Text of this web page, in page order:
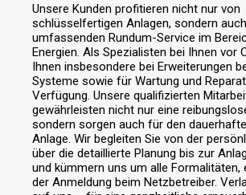
Unsere Kunden profitieren nicht nur von
schlüsselfertigen Anlagen, sondern
umfassenden Rundum-Service im
Energien. Als Spezialisten bei Ihnen vor
Ihnen insbesondere bei Erweiterungen
Systeme sowie für Wartung und
Verfügung. Unsere qualifizierten
gewährleisten nicht nur eine
sondern sorgen auch für den
Anlage. Wir begleiten Sie von der
über die detaillierte Planung bis zur
und kümmern uns um alle Formalitäten,
der Anmeldung beim Netzbetreiber.